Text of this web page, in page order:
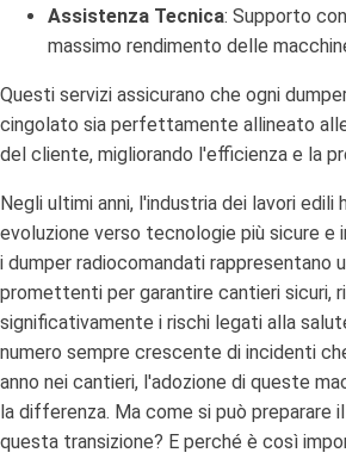
Assistenza Tecnica: Supporto
massimo rendimento delle
Questi servizi assicurano che ogni
cingolato sia perfettamente allineato
del cliente, migliorando l'efficienza e la
Negli ultimi anni, l'industria dei lavori edili
evoluzione verso tecnologie più sicure e
i dumper radiocomandati rappresentano
promettenti per garantire cantieri sicuri,
significativamente i rischi legati alla
numero sempre crescente di incidenti
anno nei cantieri, l'adozione di queste
la differenza. Ma come si può preparare
questa transizione? E perché è così